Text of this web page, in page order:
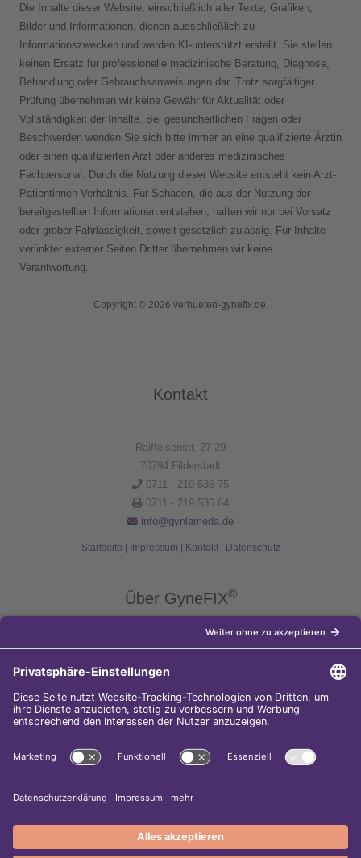
Die Inhalte dieser Website, einschließlich aller Texte, Grafiken,
Bilder und Informationen, dienen ausschließlich zu
Informationszwecken und werden KI-unterstützt erstellt. Sie stellen
keinen Ersatz für professionelle medizinische Beratung, Diagnose,
Behandlung oder Gebrauchsanweisungen dar. Trotz sorgfältiger
Prüfung übernehmen wir keine Gewähr für Aktualität oder
Vollständigkeit der Inhalte. Bei gesundheitlichen Fragen oder
Beschwerden wenden Sie sich bitte immer an eine qualifizierte Ärztin
oder einen qualifizierten Arzt oder anderes medizinisches
Fachpersonal. Durch die Nutzung dieser Website entsteht kein Arzt-
Patientinnen-Verhältnis. Für Schäden, die aus der Nutzung der
bereitgestellten Informationen entstehen, haften wir nur bei Vorsatz
oder grober Fahrlässigkeit, soweit gesetzlich zulässig. Für Inhalte
verlinkter externer Seiten Dritter übernehmen wir keine
Verantwortung.
Copyright © 2026 verhueten-gynefix.de.
Kontakt
Raiffeisenstr. 27-29
70794 Filderstadt
0711 - 219 536 75
0711 - 219 536 64
info@gynlameda.de
Startseite Impressum Kontakt| Datenschutz
Über GyneFIX®
Die Kupferkette GyneFIX®bietet als Weiterentwicklung der
Kupferspirale Frauen jeden Alters eine moderne Verhütungsmethode
Sie wird wie eine konventionelle Spirale in die Gebärmutterhöhle
eingeführt und sorgt für einen langfristigen und sicheren
Diese Internet-Seite gehört zu den